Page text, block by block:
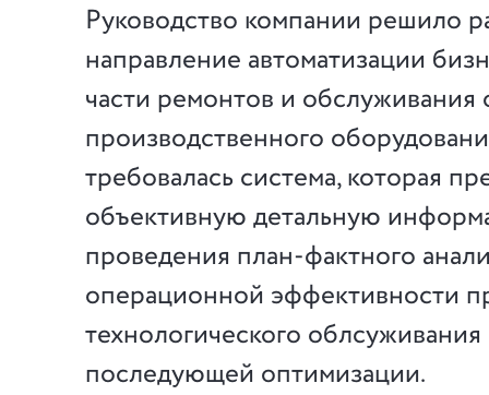
Руководство компании решило
направление автоматизации
части ремонтов и обслуживания
производственного
требовалась система, которая
объективную детальную
проведения план-фактного
операционной эффективности
технологического
последующей оптимизации.